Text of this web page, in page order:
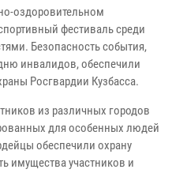
оздоровительном
фестиваль среди
Безопасность события,
инвалидов, обеспечили
Росгвардии Кузбасса.
из различных городов
для особенных людей
обеспечили охрану
имущества участников и